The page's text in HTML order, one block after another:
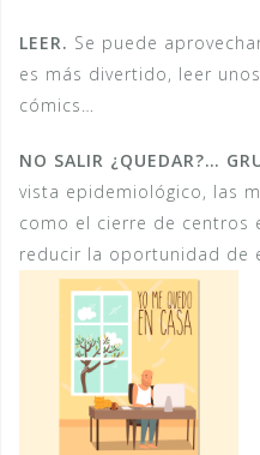
LEER. Se puede
es más divertido, leer
cómics…
NO SALIR ¿QUEDAR?…
vista epidemiológico, las
como el cierre de centros
reducir la oportunidad de